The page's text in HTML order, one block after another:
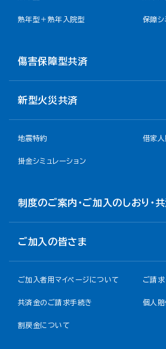
熟年型＋熟年入院型 保障シ
傷害保障型共済
新型火災共済
地震特約 借家
掛金シミュレーション
制度のご案内・ご加入のしおり・
ご加入の皆さま
ご加入者用マイページについて ご請求
共済金のご請求手続き 個人
割戻金について​